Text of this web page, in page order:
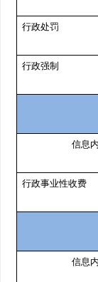
行政处罚
行政强制
信息
行政事业性收费
信息